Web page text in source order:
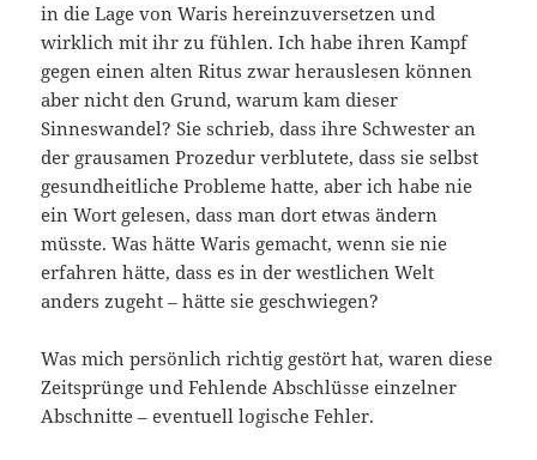
in die Lage von Waris hereinzuversetzen und
wirklich mit ihr zu fühlen. Ich habe ihren Kampf
gegen einen alten Ritus zwar herauslesen können
aber nicht den Grund, warum kam dieser
Sinneswandel? Sie schrieb, dass ihre Schwester an
der grausamen Prozedur verblutete, dass sie selbst
gesundheitliche Probleme hatte, aber ich habe nie
ein Wort gelesen, dass man dort etwas ändern
müsste. Was hätte Waris gemacht, wenn sie nie
erfahren hätte, dass es in der westlichen Welt
anders zugeht – hätte sie geschwiegen?
Was mich persönlich richtig gestört hat, waren diese
Zeitsprünge und Fehlende Abschlüsse einzelner
Abschnitte – eventuell logische Fehler.